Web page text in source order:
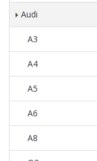
Audi
A3
A4
A5
A6
A8